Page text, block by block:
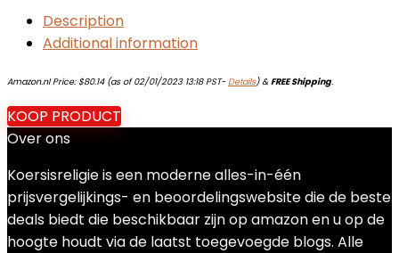
Description
Additional information
Amazon.nl Price: $80.14(as of 02/01/2023 13:18 PST-Details)&FREE Shipping.
KOOP PRODUCT
Over ons
Koersisreligie is een moderne alles-in-één
prijsvergelijkings- en beoordelingswebsite die de beste
deals biedt die beschikbaar zijn op amazon en u op de
hoogte houdt via de laatst toegevoegde blogs. Alle